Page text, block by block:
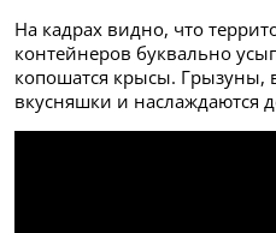
На кадрах видно, что
контейнеров буквально
копошатся крысы.
вкусняшки и наслаждаются